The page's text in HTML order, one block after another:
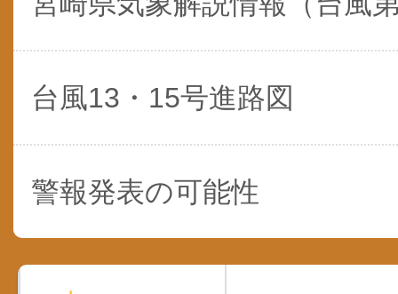
台風13・15号進路図
警報発表の可能性